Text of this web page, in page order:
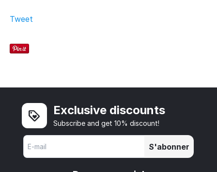
Tweet
Exclusive discounts
Subscribe and get 10% discount!
S'abonner